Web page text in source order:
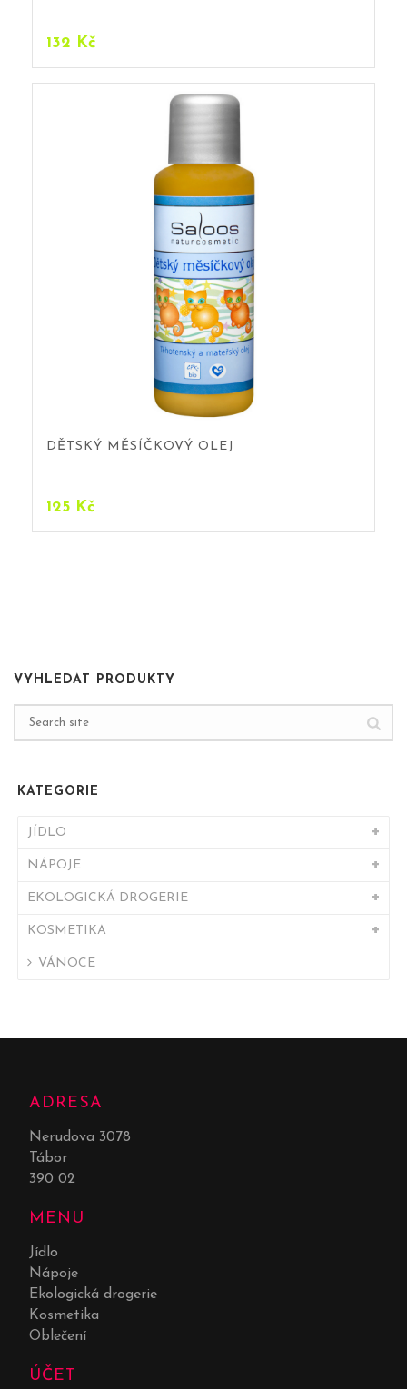
132 Kč
DĚTSKÝ MĚSÍČKOVÝ OLEJ
125 Kč
VYHLEDAT PRODUKTY
KATEGORIE
JÍDLO
NÁPOJE
EKOLOGICKÁ DROGERIE
KOSMETIKA
VÁNOCE
ADRESA
Nerudova 3078
Tábor
390 02
MENU
Jídlo
Nápoje
Ekologická drogerie
Kosmetika
Oblečení
ÚČET